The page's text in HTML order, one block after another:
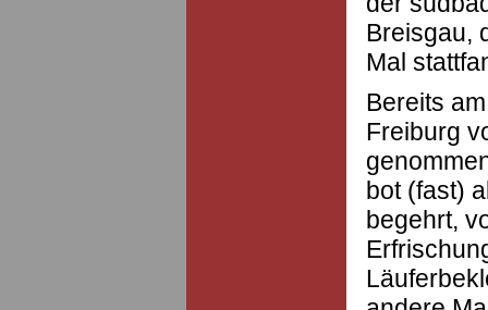
Breisgau,
Mal
Bereits
Freiburg
bot (fast)
begehrt,